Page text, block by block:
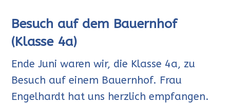
Besuch auf dem Bauernhof
(Klasse 4a)
Ende Juni waren wir, die Klasse 4a, zu
Besuch auf einem Bauernhof. Frau
Engelhardt hat uns herzlich empfangen.